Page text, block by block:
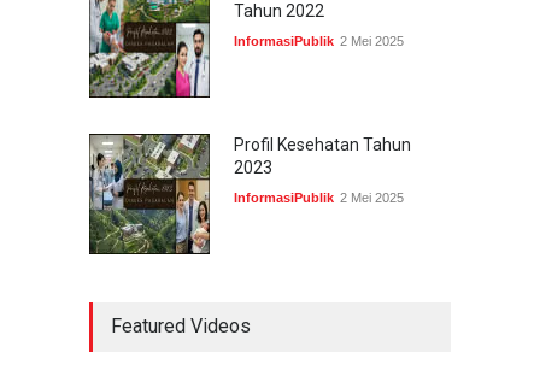
Tahun 2022
InformasiPublik 2 Mei 2025
Profil Kesehatan Tahun
2023
InformasiPublik 2 Mei 2025
Featured Videos